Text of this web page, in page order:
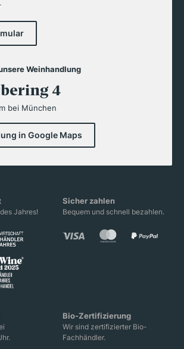
Weinhandlung
4
bei München
in Google Maps
Jahres!
Sicher zahlen
Bequem und schnell bezahlen.
Bio-Zertifizierung
Wir sind zertifizierter Bio-
Fachhändler.